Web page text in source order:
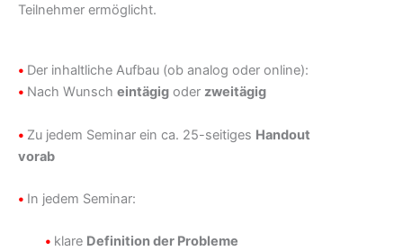
Teilnehmer ermöglicht.
• Der inhaltliche Aufbau (ob analog oder online):
• Nach Wunsch eintägig oder zweitägig
• Zu jedem Seminar ein ca. 25-seitiges Handout
vorab
• In jedem Seminar:
• klare Definition der Probleme